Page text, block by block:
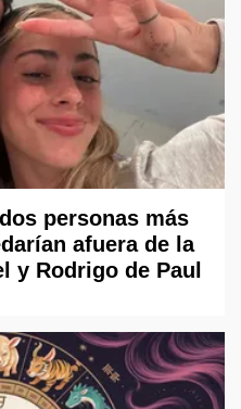
personas más
afuera de la
y Rodrigo de Paul